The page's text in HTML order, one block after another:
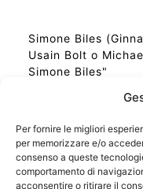
Per fornire le migliori
per memorizzare e/o
consenso a queste
comportamento di
acconsentire o ritirare il
Simone Biles
Usain Bolt o
Simone Biles"
Ora Esatta in Italia
Ti Senti Strano
la Risonanza di